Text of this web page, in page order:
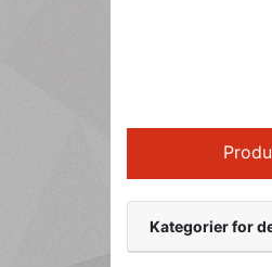
Kategorier for